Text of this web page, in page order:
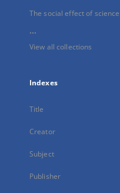
The social effect of science
...
View all collections
Indexes
Title
Creator
Subject
Publisher